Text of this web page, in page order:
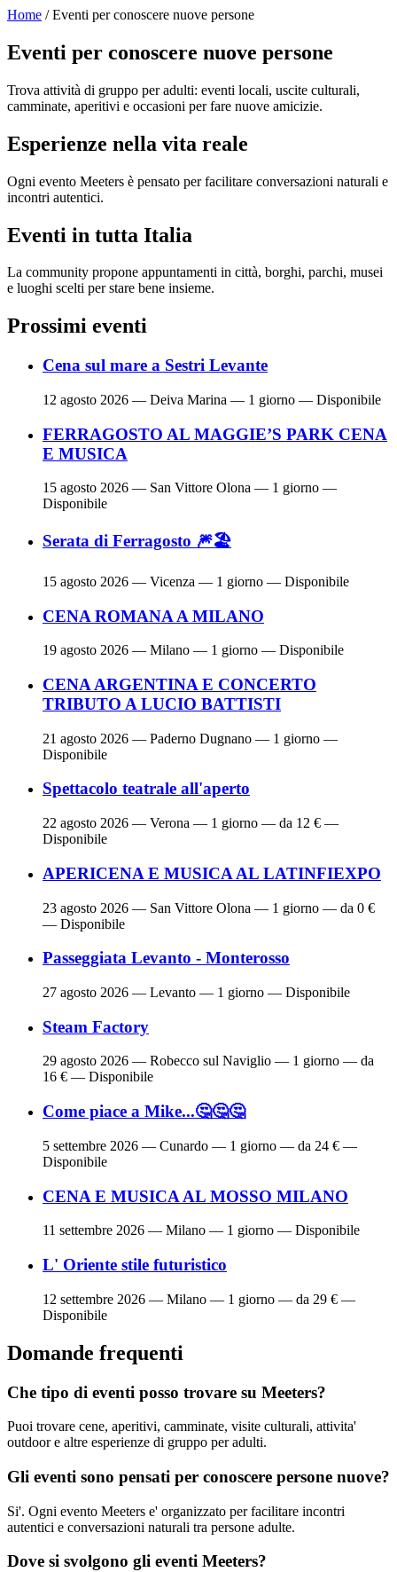
Home / Eventi per conoscere nuove persone
Eventi per conoscere nuove persone
Trova attività di gruppo per adulti: eventi locali, uscite culturali,
camminate, aperitivi e occasioni per fare nuove amicizie.
Esperienze nella vita reale
Ogni evento Meeters è pensato per facilitare conversazioni naturali e
incontri autentici.
Eventi in tutta Italia
La community propone appuntamenti in città, borghi, parchi, musei
e luoghi scelti per stare bene insieme.
Prossimi eventi
Cena sul mare a Sestri Levante
12 agosto 2026 — Deiva Marina — 1 giorno — Disponibile
FERRAGOSTO AL MAGGIE’S PARK CENA
E MUSICA
15 agosto 2026 — San Vittore Olona — 1 giorno —
Disponibile
Serata di Ferragosto 🎆🏖
15 agosto 2026 — Vicenza — 1 giorno — Disponibile
CENA ROMANA A MILANO
19 agosto 2026 — Milano — 1 giorno — Disponibile
CENA ARGENTINA E CONCERTO
TRIBUTO A LUCIO BATTISTI
21 agosto 2026 — Paderno Dugnano — 1 giorno —
Disponibile
Spettacolo teatrale all'aperto
22 agosto 2026 — Verona — 1 giorno — da 12 € —
Disponibile
APERICENA E MUSICA AL LATINFIEXPO
23 agosto 2026 — San Vittore Olona — 1 giorno — da 0 €
— Disponibile
Passeggiata Levanto - Monterosso
27 agosto 2026 — Levanto — 1 giorno — Disponibile
Steam Factory
29 agosto 2026 — Robecco sul Naviglio — 1 giorno — da
16 € — Disponibile
Come piace a Mike...🤔🤔🤔
5 settembre 2026 — Cunardo — 1 giorno — da 24 € —
Disponibile
CENA E MUSICA AL MOSSO MILANO
11 settembre 2026 — Milano — 1 giorno — Disponibile
L' Oriente stile futuristico
12 settembre 2026 — Milano — 1 giorno — da 29 € —
Disponibile
Domande frequenti
Che tipo di eventi posso trovare su Meeters?
Puoi trovare cene, aperitivi, camminate, visite culturali, attivita'
outdoor e altre esperienze di gruppo per adulti.
Gli eventi sono pensati per conoscere persone nuove?
Si'. Ogni evento Meeters e' organizzato per facilitare incontri
autentici e conversazioni naturali tra persone adulte.
Dove si svolgono gli eventi Meeters?